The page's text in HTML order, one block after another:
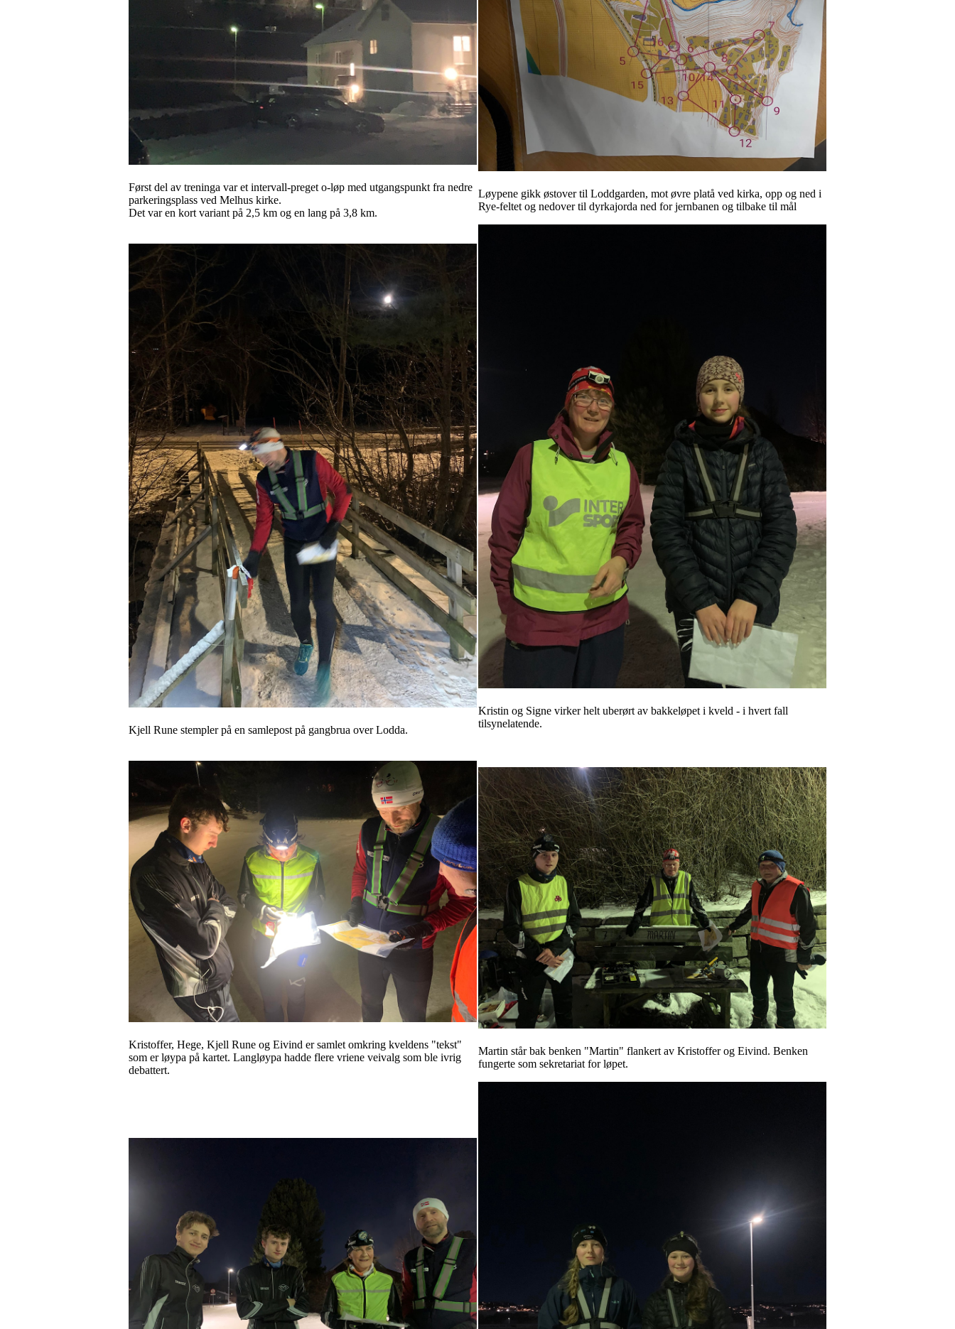
Først del av treninga var et intervall-preget o-løp med utgangspunkt fra nedre
parkeringsplass ved Melhus kirke.
Det var en kort variant på 2,5 km og en lang på 3,8 km.
Løypene gikk østover til Loddgarden, mot øvre platå ved kirka, opp og ned i
Rye-feltet og nedover til dyrkajorda ned for jernbanen og tilbake til mål
Kjell Rune stempler på en samlepost på gangbrua over Lodda.
Kristin og Signe virker helt uberørt av bakkeløpet i kveld - i hvert fall
tilsynelatende.
Kristoffer, Hege, Kjell Rune og Eivind er samlet omkring kveldens "tekst"
som er løypa på kartet. Langløypa hadde flere vriene veivalg som ble ivrig
debattert.
Martin står bak benken "Martin" flankert av Kristoffer og Eivind. Benken
fungerte som sekretariat for løpet.